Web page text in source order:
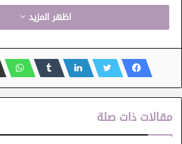
الآداب التراث الموسيقى
اظهر المزيد
مقالات ذات صلة